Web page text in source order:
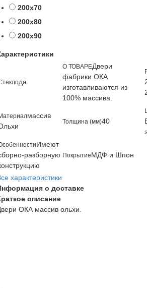
200х70
200х80
200х90
да
О ТОВАРЕДвери
фабрики ОКА
изготавливаются из
100% массива.
массив
Толщина (мм)40
Имеют
разборную ПокрытиеМДФ и Шпон
характеристики
о доставке
описание
ОКА массив ольхи.